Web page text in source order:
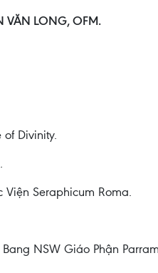
VĂN LONG, OFM.
Divinity.
Viện Seraphicum Roma.
NSW Giáo Phận